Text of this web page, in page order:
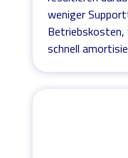
weniger
Betriebskosten,
schnell